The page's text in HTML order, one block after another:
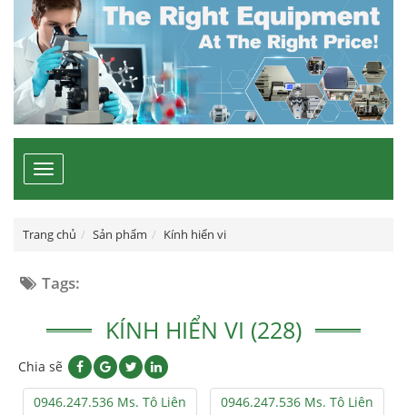
Toggle
navigation
Trang chủ Sản phẩm Kính hiển vi
Tags:
KÍNH HIỂN VI (228)
Chia sẽ
0946.247.536 Ms. Tô Liên 0946.247.536 Ms. Tô Liên